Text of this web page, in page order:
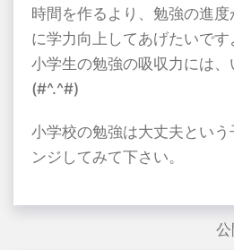
時間を作るより、勉強の進
に学力向上してあげたいです
小学生の勉強の吸収力には
(#^.^#)
小学校の勉強は大丈夫とい
ンジしてみて下さい。